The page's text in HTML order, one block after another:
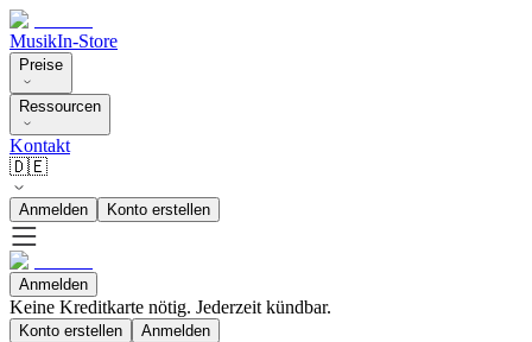
MusikIn-Store
Preise
Ressourcen
Kontakt
🇩🇪
Anmelden Konto erstellen
Anmelden
Keine Kreditkarte nötig. Jederzeit kündbar.
Konto erstellen Anmelden